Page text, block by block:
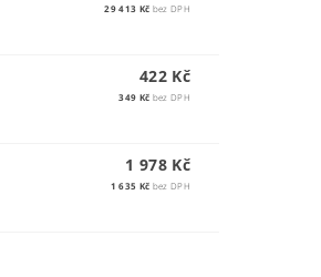
29 413 Kč bez DPH
422 Kč
349 Kč bez DPH
1 978 Kč
1 635 Kč bez DPH